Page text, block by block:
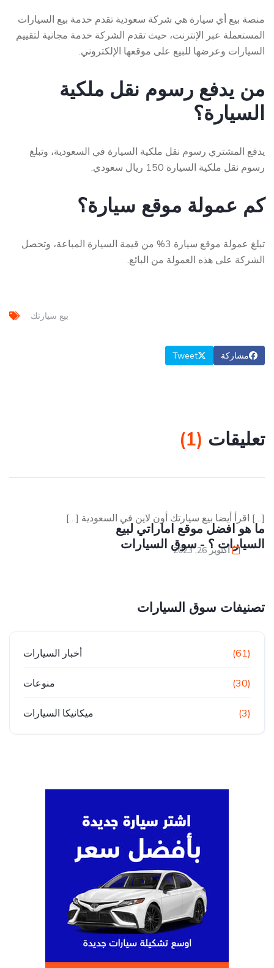
منصة بيع أي سيارة هي شركة سعودية تقدم خدمة بيع السيارات
المستعملة عبر الإنترنت، حيث تقدم الشركة خدمة مجانية لتقييم
السيارات وعرضها للبيع على موقعها الإلكتروني.
من يدفع رسوم نقل ملكية
السيارة؟
يدفع المشتري رسوم نقل ملكية السيارة في السعودية، وتبلغ
رسوم نقل ملكية السيارة 150 ريال سعودي.
كم عمولة موقع سيارة؟
تبلغ عمولة موقع سيارة 3% من قيمة السيارة المباعة، وتحصل
الشركة على هذه العمولة من البائع.
بيع سيارتك
مشاركة Tweet
تعليقات (
1
)
ما هو افضل موقع اماراتي لبيع
السيارات ؟ - سوق السيارات
[…] اقرأ أيضا بيع سيارتك أون لاين في السعودية […]
أكتوبر 26, 2023
تصنيفات سوق السيارات
أخبار السيارات (61)
منوعات (30)
ميكانيكا السيارات (3)